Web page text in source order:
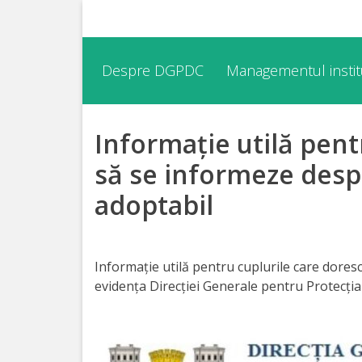
DGPDC
Informații
despre
DGPDC
Structura
Despre DGPDC Managementul
Informație utilă
să se informeze
adoptabil
Informație utilă pentru cuplurile care
evidența Direcției Generale pentru